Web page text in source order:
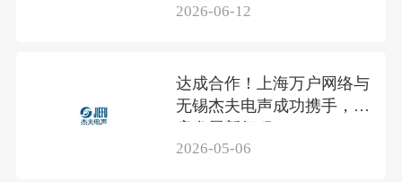
2026-06-12
达成合作！上海万户网络与
无锡杰夫电声成功携手，共
2026-05-06